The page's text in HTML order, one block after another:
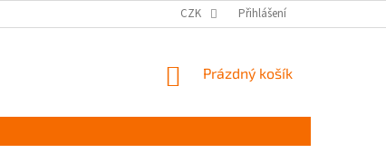
JAK PEČOVAT O OBUV
CZK Přihlášení
NÁKUPNÍ
Prázdný košík